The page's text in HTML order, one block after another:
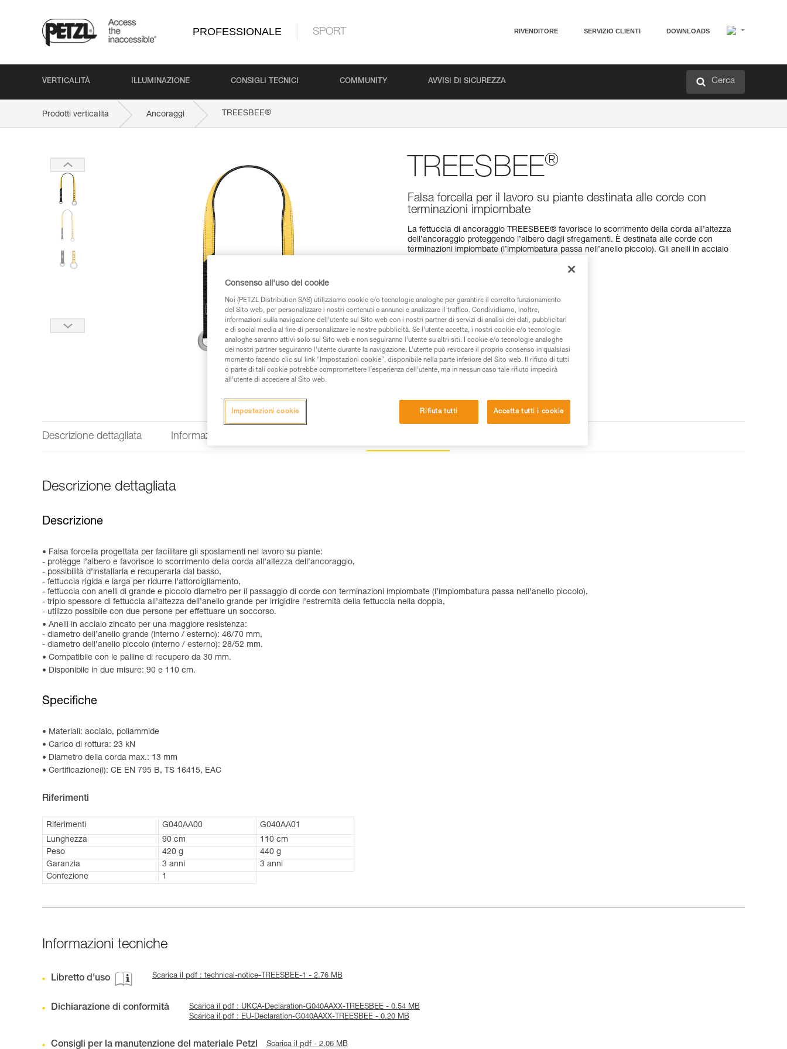
PROFESSIONALE SPORT RIVENDITORE SERVIZIO CLIENTI DOWNLOADS
VERTICALITÀ ILLUMINAZIONE CONSIGLI TECNICI COMMUNITY AVVISI DI SICUREZZA Cerca
Prodotti verticalità Ancoraggi TREESBEE®
TREESBEE®
Falsa forcella per il lavoro su piante destinata alle corde con
terminazioni impiombate
La fettuccia di ancoraggio TREESBEE® favorisce lo scorrimento della corda all’altezza
dell’ancoraggio proteggendo l’albero dagli sfregamenti. È destinata alle corde con
terminazioni impiombate (l’impiombatura passa nell’anello piccolo). Gli anelli in acciaio
Descrizione dettagliata Informazioni tecniche
Descrizione dettagliata
Descrizione
Falsa forcella progettata per facilitare gli spostamenti nel lavoro su piante:
- protegge l’albero e favorisce lo scorrimento della corda all’altezza dell’ancoraggio,
- possibilità d’installarla e recuperarla dal basso,
- fettuccia rigida e larga per ridurre l’attorcigliamento,
- fettuccia con anelli di grande e piccolo diametro per il passaggio di corde con terminazioni impiombate (l’impiombatura passa nell’anello piccolo),
- triplo spessore di fettuccia all’altezza dell’anello grande per irrigidire l’estremità della fettuccia nella doppia,
- utilizzo possibile con due persone per effettuare un soccorso.
Anelli in acciaio zincato per una maggiore resistenza:
- diametro dell’anello grande (interno / esterno): 46/70 mm,
- diametro dell’anello piccolo (interno / esterno): 28/52 mm.
Compatibile con le palline di recupero da 30 mm.
Disponibile in due misure: 90 e 110 cm.
Specifiche
Materiali: acciaio, poliammide
Carico di rottura: 23 kN
Diametro della corda max.: 13 mm
Certificazione(i): CE EN 795 B, TS 16415, EAC
Riferimenti
Riferimenti G040AA00
G040AA01
Lunghezza
90 cm
110 cm
Peso
420 g
440 g
Garanzia
3 anni
3 anni
Confezione
1
Informazioni tecniche
Libretto d'uso Scarica il pdf : technical-notice-TREESBEE-1 - 2.76 MB
Dichiarazione di conformità
Scarica il pdf : UKCA-Declaration-G040AAXX-TREESBEE - 0.54 MB
Scarica il pdf : EU-Declaration-G040AAXX-TREESBEE - 0.20 MB
Consigli per la manutenzione del materiale Petzl Scarica il pdf - 2.06 MB
Consenso all'uso dei cookie
Noi (PETZL Distribution SAS) utilizziamo cookie e/o tecnologie analoghe per garantire il corretto funzionamento
del Sito web, per personalizzare i nostri contenuti e annunci e analizzare il traffico. Condividiamo, inoltre,
informazioni sulla navigazione dell’utente sul Sito web con i nostri partner di servizi di analisi dei dati, pubblicitari
e di social media al fine di personalizzare le nostre pubblicità. Se l’utente accetta, i nostri cookie e/o tecnologie
analoghe saranno attivi solo sul Sito web e non seguiranno l’utente su altri siti. I cookie e/o tecnologie analoghe
dei nostri partner seguiranno l’utente durante la navigazione. L’utente può revocare il proprio consenso in qualsiasi
momento facendo clic sul link “Impostazioni cookie”, disponibile nella parte inferiore del Sito web. Il rifiuto di tutti
o parte di tali cookie potrebbe compromettere l’esperienza dell’utente, ma in nessun caso tale rifiuto impedirà
all’utente di accedere al Sito web.
Rifiuta tutti Accetta tutti i cookie
Impostazioni cookie